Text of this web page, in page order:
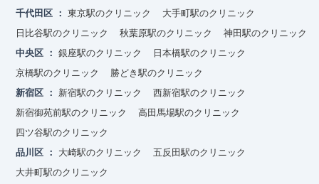
千代田区
東京駅のクリニック
大手町駅のクリニック
日比谷駅のクリニック
秋葉原駅のクリニック
神田駅のクリニック
中央区
銀座駅のクリニック
日本橋駅のクリニック
京橋駅のクリニック
勝どき駅のクリニック
新宿区
新宿駅のクリニック
西新宿駅のクリニック
新宿御苑前駅のクリニック
高田馬場駅のクリニック
四ツ谷駅のクリニック
品川区
大崎駅のクリニック
五反田駅のクリニック
大井町駅のクリニック